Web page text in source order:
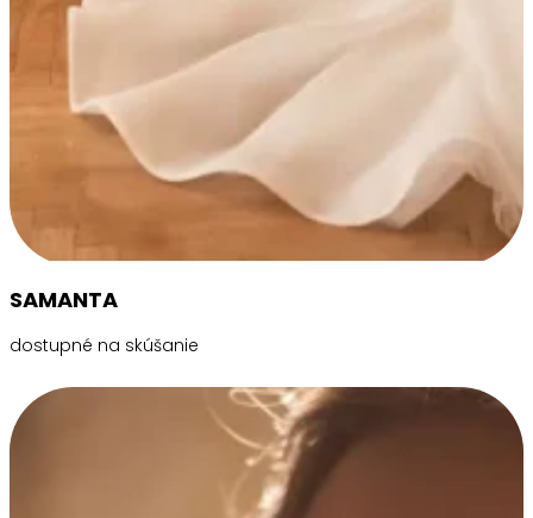
SAMANTA
dostupné na skúšanie